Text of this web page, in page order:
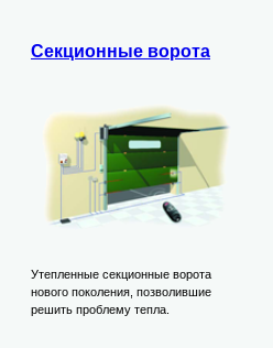
Секционные ворота
Утепленные секционные ворота
нового поколения, позволившие
решить проблему тепла.